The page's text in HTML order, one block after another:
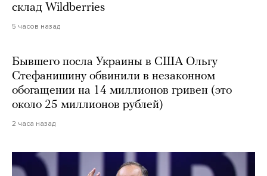
склад Wildberries
5 часов назад
Бывшего посла Украины в США Ольгу
Стефанишину обвинили в незаконном
обогащении на 14 миллионов гривен (это
около 25 миллионов рублей)
2 часа назад